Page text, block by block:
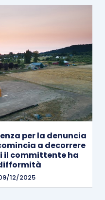
per la denuncia
a decorrere
il committente ha
12/2025